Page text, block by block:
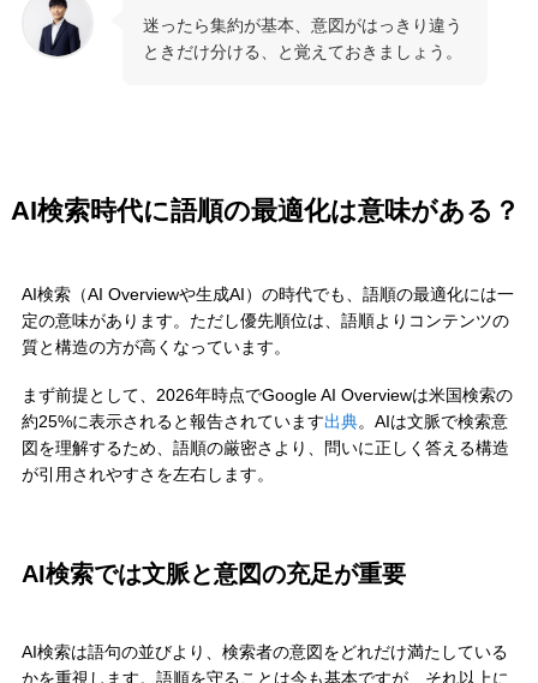
迷ったら集約が基本、意図がはっきり違う
ときだけ分ける、と覚えておきましょう。
AI検索時代に語順の最適化は意味がある？
AI検索（AI Overviewや生成AI）の時代でも、語順の最適化には一
定の意味があります。ただし優先順位は、語順よりコンテンツの
質と構造の方が高くなっています。
まず前提として、2026年時点でGoogle AI Overviewは米国検索の
約25%に表示されると報告されています出典。AIは文脈で検索意
図を理解するため、語順の厳密さより、問いに正しく答える構造
が引用されやすさを左右します。
AI検索では文脈と意図の充足が重要
AI検索は語句の並びより、検索者の意図をどれだけ満たしている
かを重視します。語順を守ることは今も基本ですが、それ以上に